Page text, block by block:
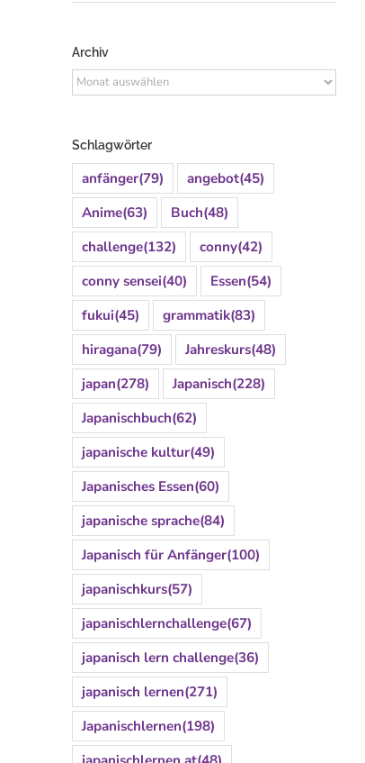
Archiv
Archiv
Schlagwörter
anfänger(79) angebot(45)
Anime(63) Buch(48)
challenge(132) conny(42)
conny sensei(40) Essen(54)
fukui(45) grammatik(83)
hiragana(79) Jahreskurs(48)
japan(278) Japanisch(228)
Japanischbuch(62)
japanische kultur(49)
Japanisches Essen(60)
japanische sprache(84)
Japanisch für Anfänger(100)
japanischkurs(57)
japanischlernchallenge(67)
japanisch lern challenge(36)
japanisch lernen(271)
Japanischlernen(198)